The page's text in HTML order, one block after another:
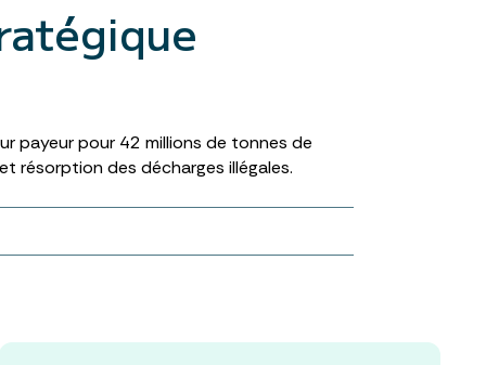
payeur pour 42 millions de tonnes de
résorption des décharges illégales.